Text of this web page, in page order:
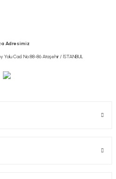
Adresimiz
Cad. No:88-86 Ataşehir / İSTANBUL